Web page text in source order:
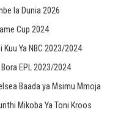
la Dunia 2026
Cup 2024
Ya NBC 2023/2024
EPL 2023/2024
Baada ya Msimu Mmoja
Mikoba Ya Toni Kroos